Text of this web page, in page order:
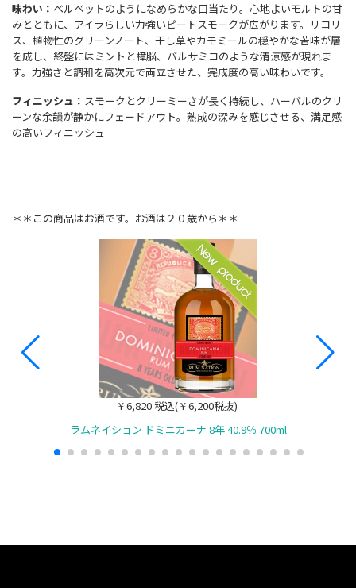
味わい： ベルベットのようになめらかな口当たり。心地よいモルトの甘
みとともに、アイラらしい力強いピートスモークが広がります。リコリ
ス、植物性のグリーンノート、干し草やカモミールの穏やかな苦味が層
を成し、終盤にはミントと樟脳、バルサミコのような清涼感が現れま
す。力強さと調和を高次元で両立させた、完成度の高い味わいです。
フィニッシュ： スモークとクリーミーさが長く持続し、ハーバルのクリ
ーンな余韻が静かにフェードアウト。熟成の深みを感じさせる、満足感
の高いフィニッシュ
＊＊この商品はお酒です。お酒は２０歳から＊＊
¥ 6,820 税込( ¥ 6,200税抜)
ラムネイション ドミニカーナ 8年 40.9％ 700ml